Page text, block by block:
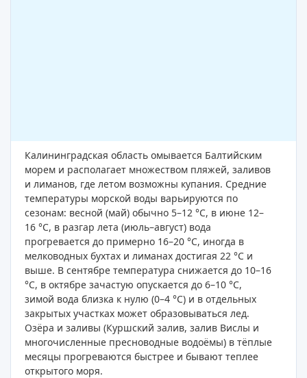
Калининградская область омывается Балтийским
морем и располагает множеством пляжей, заливов
и лиманов, где летом возможны купания. Средние
температуры морской воды варьируются по
сезонам: весной (май) обычно 5–12 °C, в июне 12–
16 °C, в разгар лета (июль–август) вода
прогревается до примерно 16–20 °C, иногда в
мелководных бухтах и лиманах достигая 22 °C и
выше. В сентябре температура снижается до 10–16
°C, в октябре зачастую опускается до 6–10 °C,
зимой вода близка к нулю (0–4 °C) и в отдельных
закрытых участках может образовываться лед.
Озёра и заливы (Куршский залив, залив Вислы и
многочисленные пресноводные водоёмы) в тёплые
месяцы прогреваются быстрее и бывают теплее
открытого моря.